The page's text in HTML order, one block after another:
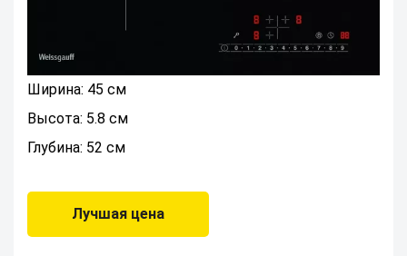
Ширина: 45 см
Высота: 5.8 см
Глубина: 52 см
Лучшая цена